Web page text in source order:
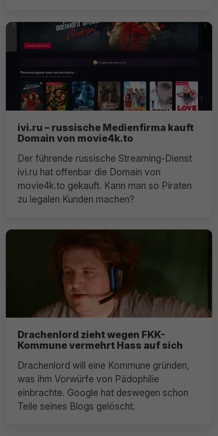
ivi.ru – russische Medienfirma kauft
Domain von movie4k.to
Der führende russische Streaming-Dienst
ivi.ru hat offenbar die Domain von
movie4k.to gekauft. Kann man so Piraten
zu legalen Kunden machen?
Drachenlord zieht wegen FKK-
Kommune vermehrt Hass auf sich
Drachenlord will eine Kommune gründen,
was ihm Vorwürfe von Pädophilie
einbrachte. Google hat deswegen schon
Teile seines Blogs gelöscht.